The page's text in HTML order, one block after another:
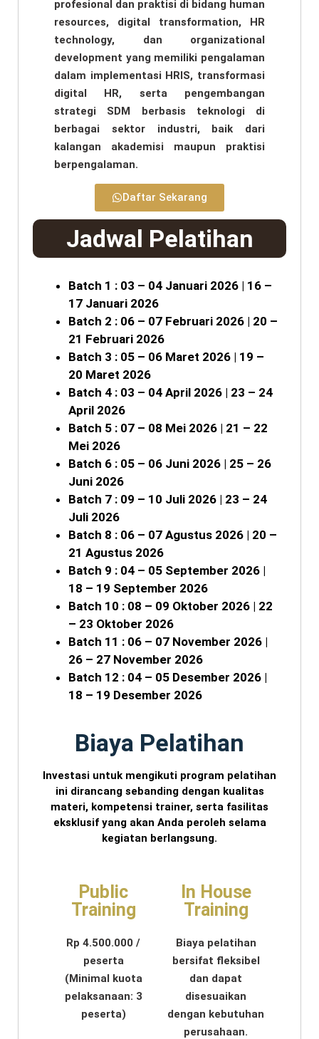
profesional dan praktisi di bidang human
resources, digital transformation, HR
technology, dan organizational
development yang memiliki pengalaman
dalam implementasi HRIS, transformasi
digital HR, serta pengembangan
strategi SDM berbasis teknologi di
berbagai sektor industri, baik dari
kalangan akademisi maupun praktisi
berpengalaman.
Daftar Sekarang
Jadwal Pelatihan
Batch 1 : 03 – 04 Januari 2026 | 16 –
17 Januari 2026
Batch 2 : 06 – 07 Februari 2026 | 20 –
21 Februari 2026
Batch 3 : 05 – 06 Maret 2026 | 19 –
20 Maret 2026
Batch 4 : 03 – 04 April 2026 | 23 – 24
April 2026
Batch 5 : 07 – 08 Mei 2026 | 21 – 22
Mei 2026
Batch 6 : 05 – 06 Juni 2026 | 25 – 26
Juni 2026
Batch 7 : 09 – 10 Juli 2026 | 23 – 24
Juli 2026
Batch 8 : 06 – 07 Agustus 2026 | 20 –
21 Agustus 2026
Batch 9 : 04 – 05 September 2026 |
18 – 19 September 2026
Batch 10 : 08 – 09 Oktober 2026 | 22
– 23 Oktober 2026
Batch 11 : 06 – 07 November 2026 |
26 – 27 November 2026
Batch 12 : 04 – 05 Desember 2026 |
18 – 19 Desember 2026
Biaya Pelatihan
Investasi untuk mengikuti program pelatihan
ini dirancang sebanding dengan kualitas
materi, kompetensi trainer, serta fasilitas
eksklusif yang akan Anda peroleh selama
kegiatan berlangsung.
Public
Training
Rp 4.500.000 /
peserta
(Minimal kuota
pelaksanaan: 3
peserta)
In House
Training
Biaya pelatihan
bersifat fleksibel
dan dapat
disesuaikan
dengan kebutuhan
perusahaan.